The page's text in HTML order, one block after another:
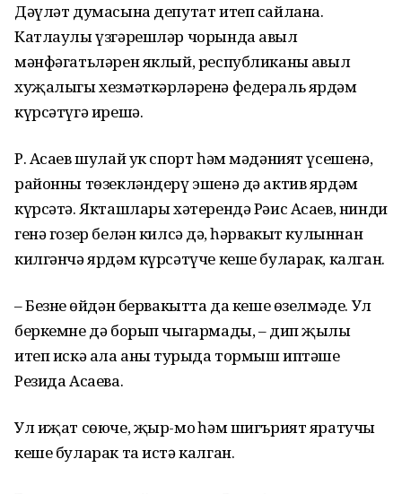
Дәүләт думасына депутат итеп сайлана.
Катлаулы үзгәрешләр чорында авыл
мәнфәгатьләрен яклый, республиканың авыл
хуҗалыгы хезмәткәрләренә федераль ярдәм
күрсәтүгә ирешә.
Р. Асаев шулай ук спорт һәм мәдәният үсешенә,
районны төзекләндерү эшенә дә актив ярдәм
күрсәтә. Якташлары хәтерендә Рәис Асаев, нинди
генә гозер белән килсәң дә, һәрвакыт кулыннан
килгәнчә ярдәм күрсәтүче кеше буларак, калган.
– Безнең өйдән бервакытта да кеше өзелмәде. Ул
беркемне дә борып чыгармады, – дип җылы
итеп искә ала аның турыда тормыш иптәше
Резида Асаева.
Ул иҗат сөюче, җыр-моң һәм шигърият яратучы
кеше буларак та истә калган.